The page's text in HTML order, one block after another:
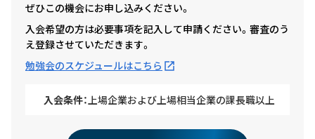
ぜひこの機会にお申し込みください。
入会希望の方は必要事項を記入して申請ください。審査のう
え登録させていただきます。
勉強会のスケジュールはこちら
入会条件：上場企業および上場相当企業の課長職以上